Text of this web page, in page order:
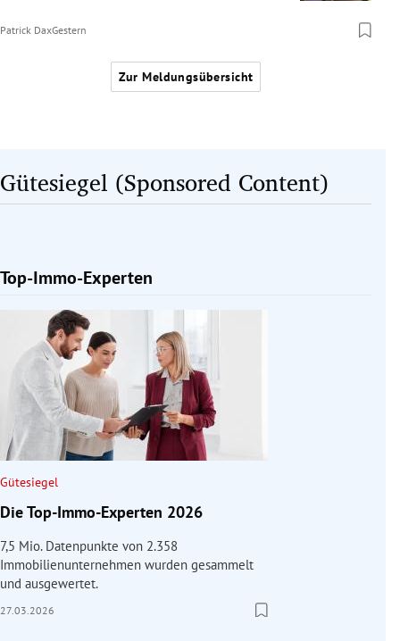
Patrick DaxGestern
Zur Meldungsübersicht
Gütesiegel (Sponsored Content)
Top-Immo-Experten
Slide 1 von 1
Gütesiegel
Die Top-Immo-Experten 2026
7,5 Mio. Datenpunkte von 2.358
Immobilienunternehmen wurden gesammelt
und ausgewertet.
27.03.2026